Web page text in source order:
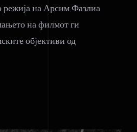
режија на Арсим Фазлиа
на филмот ги
објективи од